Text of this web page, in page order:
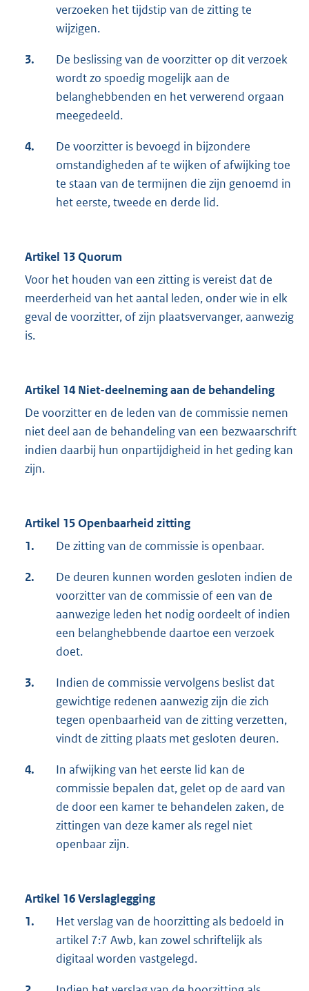
verzoeken het tijdstip van de zitting te
wijzigen.
3.
De beslissing van de voorzitter op dit verzoek
wordt zo spoedig mogelijk aan de
belanghebbenden en het verwerend orgaan
meegedeeld.
4.
De voorzitter is bevoegd in bijzondere
omstandigheden af te wijken of afwijking toe
te staan van de termijnen die zijn genoemd in
het eerste, tweede en derde lid.
Artikel 13 Quorum
Voor het houden van een zitting is vereist dat de
meerderheid van het aantal leden, onder wie in elk
geval de voorzitter, of zijn plaatsvervanger, aanwezig
is.
Artikel 14 Niet-deelneming aan de behandeling
De voorzitter en de leden van de commissie nemen
niet deel aan de behandeling van een bezwaarschrift
indien daarbij hun onpartijdigheid in het geding kan
zijn.
Artikel 15 Openbaarheid zitting
1.
De zitting van de commissie is openbaar.
2.
De deuren kunnen worden gesloten indien de
voorzitter van de commissie of een van de
aanwezige leden het nodig oordeelt of indien
een belanghebbende daartoe een verzoek
doet.
3.
Indien de commissie vervolgens beslist dat
gewichtige redenen aanwezig zijn die zich
tegen openbaarheid van de zitting verzetten,
vindt de zitting plaats met gesloten deuren.
4.
In afwijking van het eerste lid kan de
commissie bepalen dat, gelet op de aard van
de door een kamer te behandelen zaken, de
zittingen van deze kamer als regel niet
openbaar zijn.
Artikel 16 Verslaglegging
1.
Het verslag van de hoorzitting als bedoeld in
artikel 7:7 Awb, kan zowel schriftelijk als
digitaal worden vastgelegd.